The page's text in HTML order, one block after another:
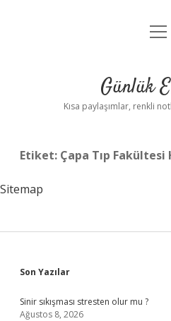
Yasal
Günlük
Kısa paylaşımlar, renkli
Etiket: Çapa Tıp Fakültesi
Sitemap
Sidebar
Son Yazılar
Sinir sıkışması stresten olur mu ?
Ağustos 8, 2026